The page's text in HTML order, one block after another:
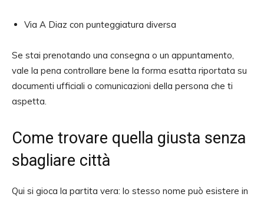
Via A Diaz con punteggiatura diversa
Se stai prenotando una consegna o un appuntamento,
vale la pena controllare bene la forma esatta riportata su
documenti ufficiali o comunicazioni della persona che ti
aspetta.
Come trovare quella giusta senza
sbagliare città
Qui si gioca la partita vera: lo stesso nome può esistere in